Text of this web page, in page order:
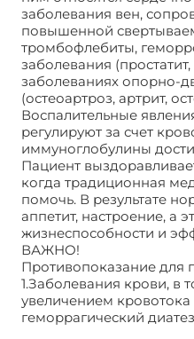
заболевания вен,
повышенной
тромбофлебиты,
заболевания
заболеваниях опорно-
(остеоартроз, артрит,
Воспалительные
регулируют за счет
иммуноглобулины
Пациент
когда традиционная
помочь. В результате
аппетит, настроение, а
жизнеспособности и
ВАЖНО!
Противопоказание для
1.Заболевания крови, в
увеличением
геморрагический